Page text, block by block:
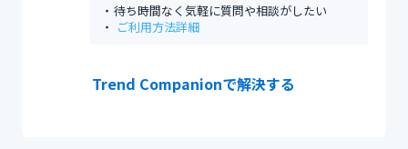
待ち時間なく気軽に質問や相談がしたい
ご利用方法詳細
Trend Companionで解決する